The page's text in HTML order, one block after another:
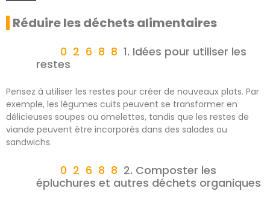
Réduire les déchets alimentaires
1. Idées pour utiliser les
restes
Pensez à utiliser les restes pour créer de nouveaux plats. Par
exemple, les légumes cuits peuvent se transformer en
délicieuses soupes ou omelettes, tandis que les restes de
viande peuvent être incorporés dans des salades ou
sandwichs.
2. Composter les
épluchures et autres déchets organiques